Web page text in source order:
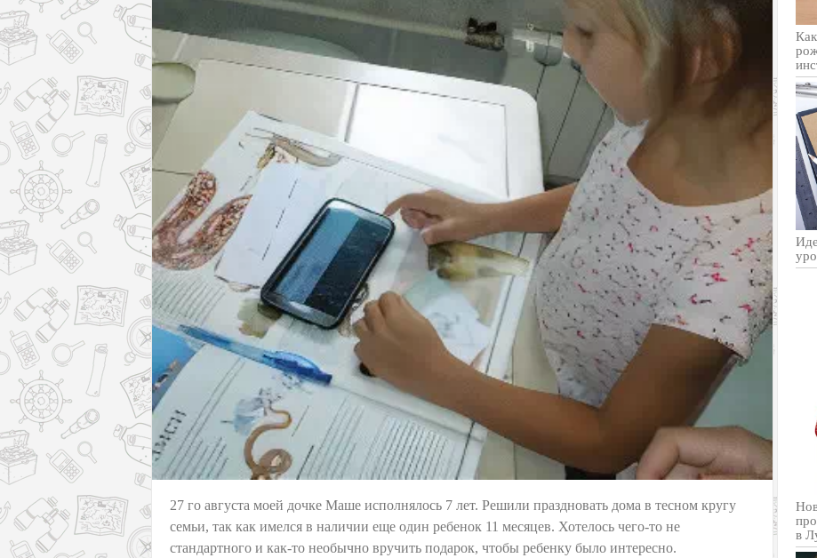
27 го августа моей дочке Маше исполнялось 7 лет. Решили праздновать дома в тесном кругу
семьи, так как имелся в наличии еще один ребенок 11 месяцев. Хотелось чего-то не
стандартного и как-то необычно вручить подарок, чтобы ребенку было интересно.
в